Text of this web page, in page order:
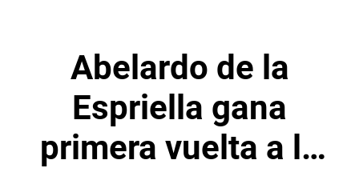
Abelardo de la
Espriella gana
primera vuelta a la